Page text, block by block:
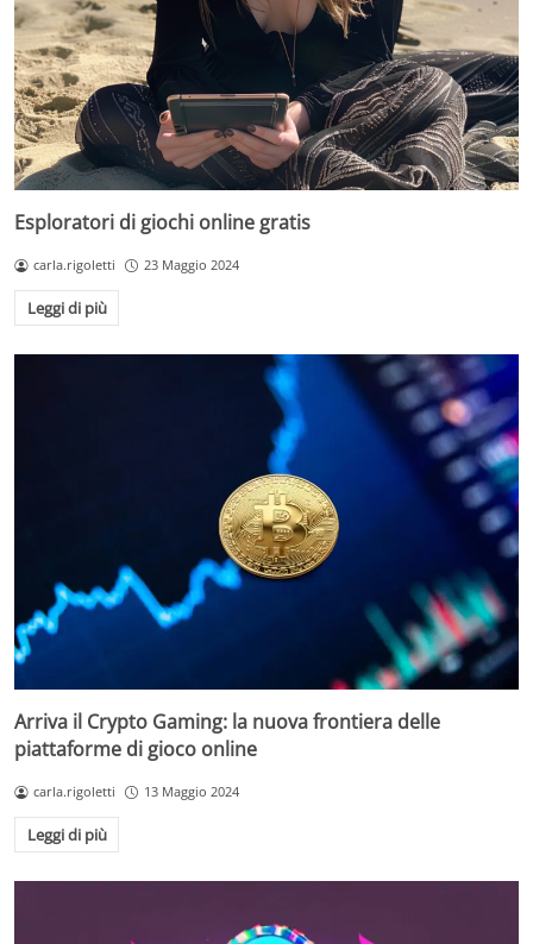
Esploratori di giochi online gratis
carla.rigoletti 23 Maggio 2024
Leggi di più
Arriva il Crypto Gaming: la nuova frontiera delle
piattaforme di gioco online
carla.rigoletti 13 Maggio 2024
Leggi di più